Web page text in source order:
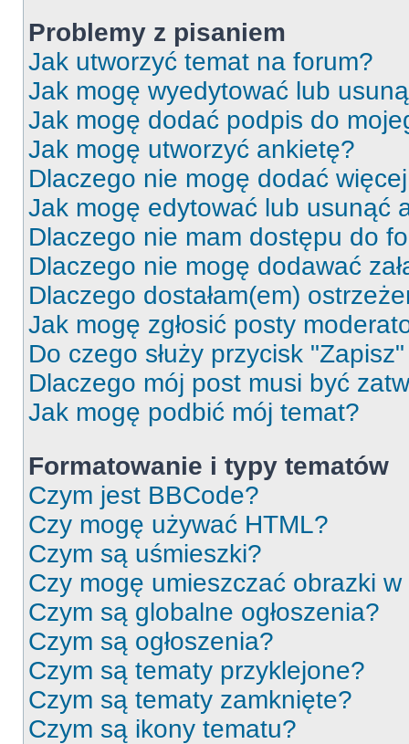
Problemy z pisaniem
Jak utworzyć temat na forum?
Jak mogę wyedytować lub
Jak mogę dodać podpis do
Jak mogę utworzyć ankietę?
Dlaczego nie mogę dodać
Jak mogę edytować lub usunąć
Dlaczego nie mam dostępu do
Dlaczego nie mogę dodawać
Dlaczego dostałam(em)
Jak mogę zgłosić posty
Do czego służy przycisk
Dlaczego mój post musi być
Jak mogę podbić mój temat?
Formatowanie i typy tematów
Czym jest BBCode?
Czy mogę używać HTML?
Czym są uśmieszki?
Czy mogę umieszczać obrazki
Czym są globalne ogłoszenia?
Czym są ogłoszenia?
Czym są tematy przyklejone?
Czym są tematy zamknięte?
Czym są ikony tematu?